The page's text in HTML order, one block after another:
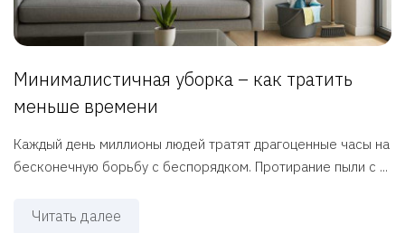
Минималистичная уборка – как тратить
меньше времени
Каждый день миллионы людей тратят драгоценные часы на
бесконечную борьбу с беспорядком. Протирание пыли с ...
Читать далее